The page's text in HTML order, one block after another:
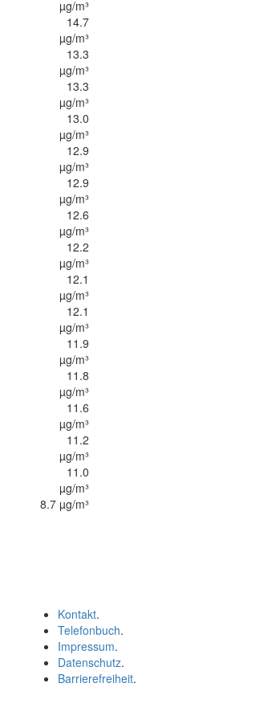
µg/m³
14.7
µg/m³
13.3
µg/m³
13.3
µg/m³
13.0
µg/m³
12.9
µg/m³
12.9
µg/m³
12.6
µg/m³
12.2
µg/m³
12.1
µg/m³
12.1
µg/m³
11.9
µg/m³
11.8
µg/m³
11.6
µg/m³
11.2
µg/m³
11.0
µg/m³
8.7 µg/m³
Kontakt.
Telefonbuch.
Impressum.
Datenschutz.
Barrierefreiheit.